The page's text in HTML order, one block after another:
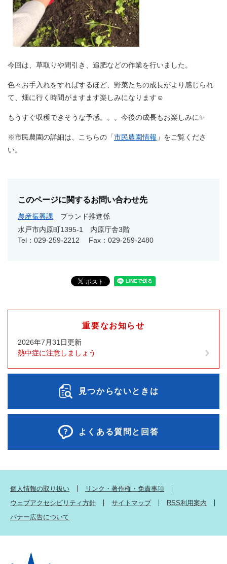
今回は、草取りや間引き、追肥などの作業を行いました。
色々お手入れをすればするほど、野菜たちの成長がより感じられ
て、畑に行く時間がますます楽しみになります☺
もうすぐ収穫できそうな予感。。。今後の成長もお楽しみに✨
※市民農園の詳細は、こちらの「市民農園情報 」をご覧くださ
い。
このページに関するお問い合わせ先
農産振興課
ブランド推進係
水戸市内原町1395-1 内原庁舎3階
Tel：029-259-2212
Fax：029-259-2480
重要なお知らせ
2026年7月31日更新
熱中症に注意しましょう
見つからないときは
よくある質問と回答
個人情報の取り扱い
リンク・著作権・免責事項
ウェブアクセシビリティ方針
サイトマップ
RSS利用案内
バナー広告について